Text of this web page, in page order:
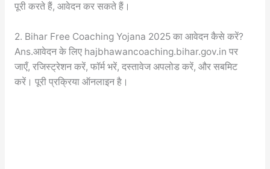
पूरी करते हैं, आवेदन कर सकते हैं।
2. Bihar Free Coaching Yojana 2025 का आवेदन कैसे करें?
Ans.आवेदन के लिए hajbhawancoaching.bihar.gov.in पर
जाएँ, रजिस्ट्रेशन करें, फॉर्म भरें, दस्तावेज अपलोड करें, और सबमिट
करें। पूरी प्रक्रिया ऑनलाइन है।